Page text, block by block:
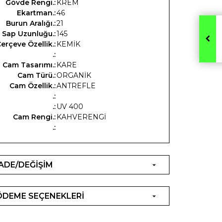
Gövde Rengi.: KREM
Ekartman.:46
Burun Aralığı.:21
Sap Uzunluğu.:145
Özellik.:KEMİK
.:
Cam Tasarımı.:KARE
Cam Türü.:ORGANİK
Cam Özellik.:ANTREFLE
.:
.:UV 400
Cam Rengi.:KAHVERENGİ
.:
DEĞİŞİM
SEÇENEKLERİ